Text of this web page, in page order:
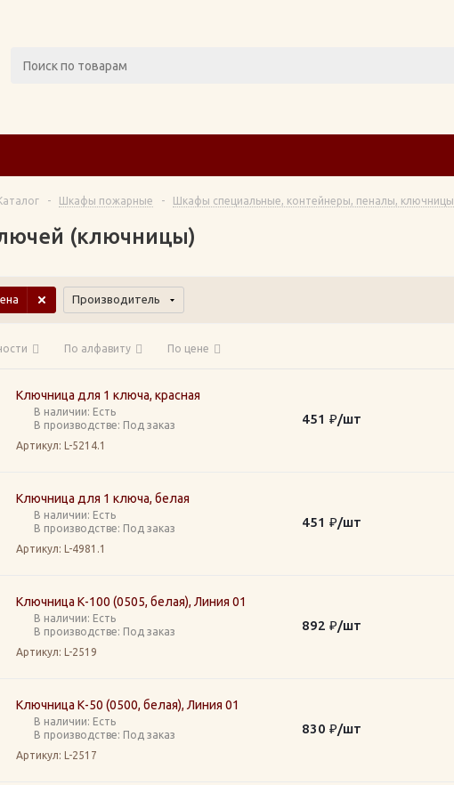
- Шкафы пожарные - Шкафы специальные, контейнеры, пеналы, ключницы
(ключницы)
Производитель
По алфавиту По цене
Ключница для 1 ключа, красная
В наличии: Eсть
В производстве: Под заказ
Артикул: L-5214.1
451 ₽/шт
Ключница для 1 ключа, белая
В наличии: Eсть
В производстве: Под заказ
Артикул: L-4981.1
451 ₽/шт
Ключница К-100 (0505, белая), Линия 01
В наличии: Eсть
В производстве: Под заказ
Артикул: L-2519
892 ₽/шт
Ключница К-50 (0500, белая), Линия 01
В наличии: Eсть
В производстве: Под заказ
Артикул: L-2517
830 ₽/шт